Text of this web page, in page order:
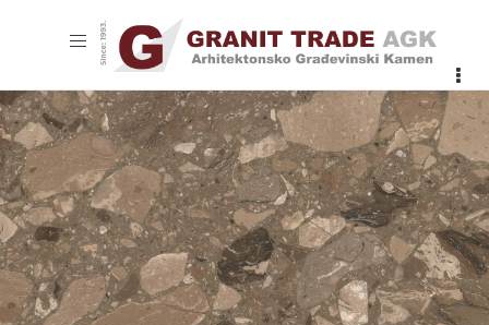
Toggle
navigation